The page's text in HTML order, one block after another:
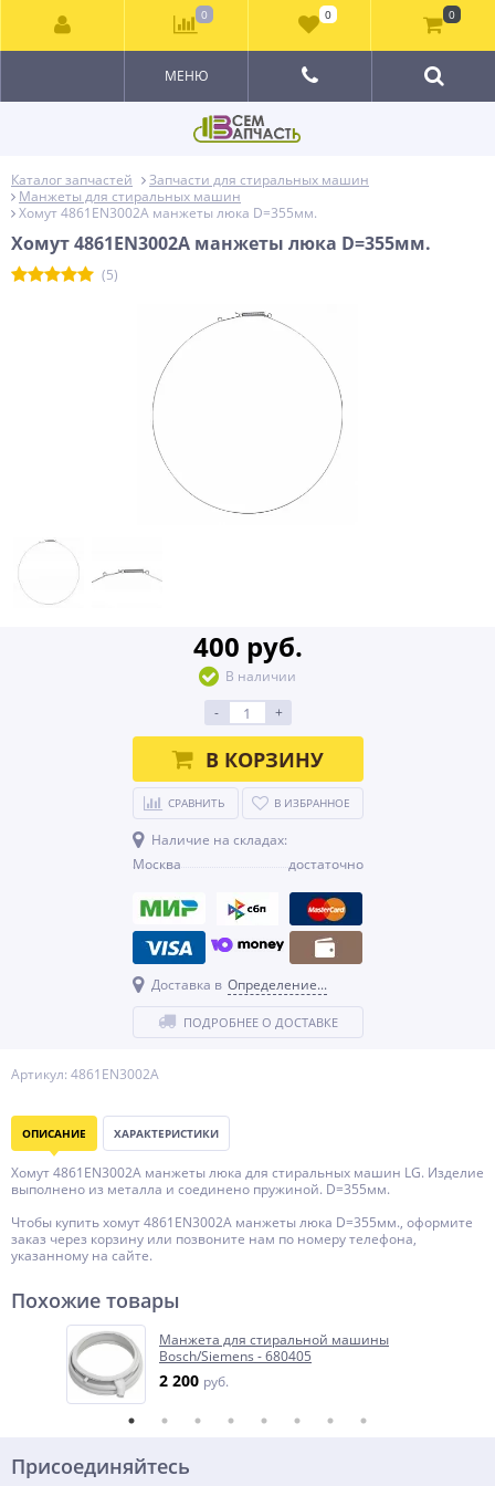
МЕНЮ
Каталог запчастей
Запчасти для стиральных машин
Манжеты для стиральных машин
Хомут 4861EN3002A манжеты люка D=355мм.
Хомут 4861EN3002A манжеты люка D=355мм.
(5)
Артикул: 4861EN3002A
400 руб.
В наличии
-
+
В КОРЗИНУ
СРАВНИТЬ В ИЗБРАННОЕ
Наличие на складах:
Москва
достаточно
Доставка в Определение...
ПОДРОБНЕЕ О ДОСТАВКЕ
ОПИСАНИЕ ХАРАКТЕРИСТИКИ
Хомут 4861EN3002A манжеты люка для стиральных машин LG. Изделие
выполнено из металла и соединено пружиной. D=355мм.
Чтобы купить хомут 4861EN3002A манжеты люка D=355мм., оформите
заказ через корзину или позвоните нам по номеру телефона,
указанному на сайте.
Похожие товары
Манжета для стиральной машины
Bosch/Siemens - 680405
2 200 руб.
Присоединяйтесь
0 0 0